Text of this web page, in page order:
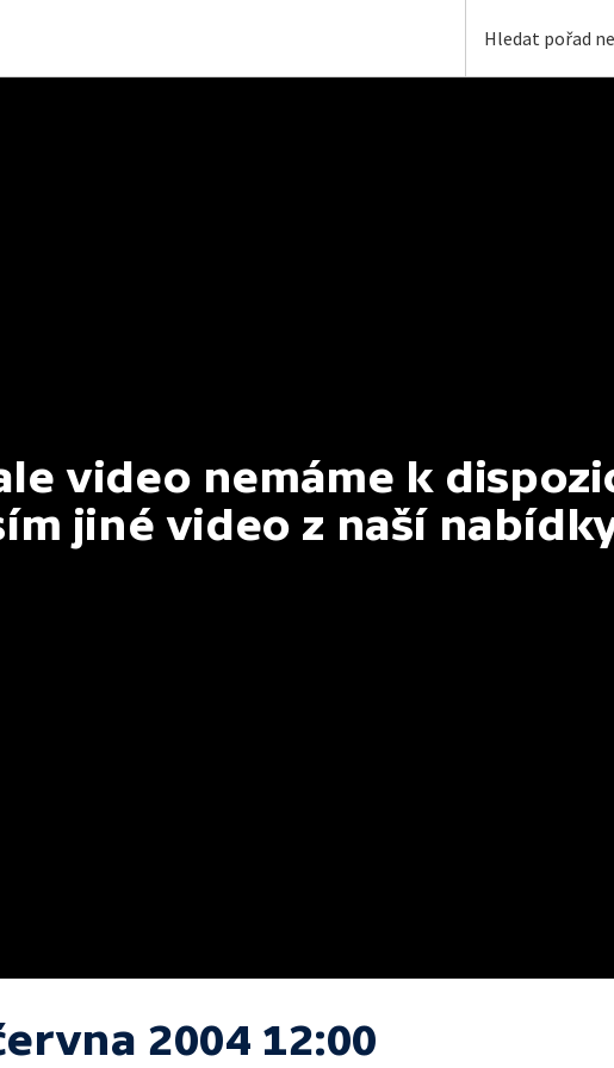
video nemáme k
jiné video z naší
2004 12:00